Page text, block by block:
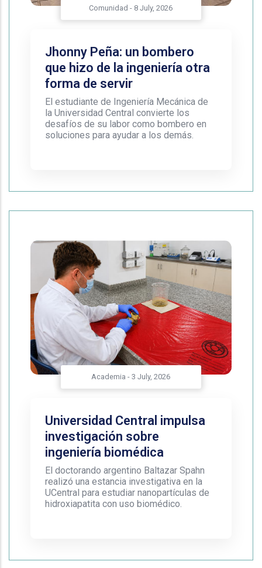
Comunidad - 8 July, 2026
Jhonny Peña: un bombero
que hizo de la ingeniería otra
forma de servir
El estudiante de Ingeniería Mecánica de
la Universidad Central convierte los
desafíos de su labor como bombero en
soluciones para ayudar a los demás.
Academia -3 July, 2026
Universidad Central impulsa
investigación sobre
ingeniería biomédica
El doctorando argentino Baltazar Spahn
realizó una estancia investigativa en la
UCentral para estudiar nanopartículas de
hidroxiapatita con uso biomédico.